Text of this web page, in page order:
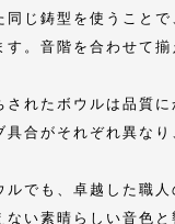
じ鋳型を使うこと
。音階を合わせて
れたボウルは品質に
合がそれぞれ異な
ルでも、卓越した職
い素晴らしい音色